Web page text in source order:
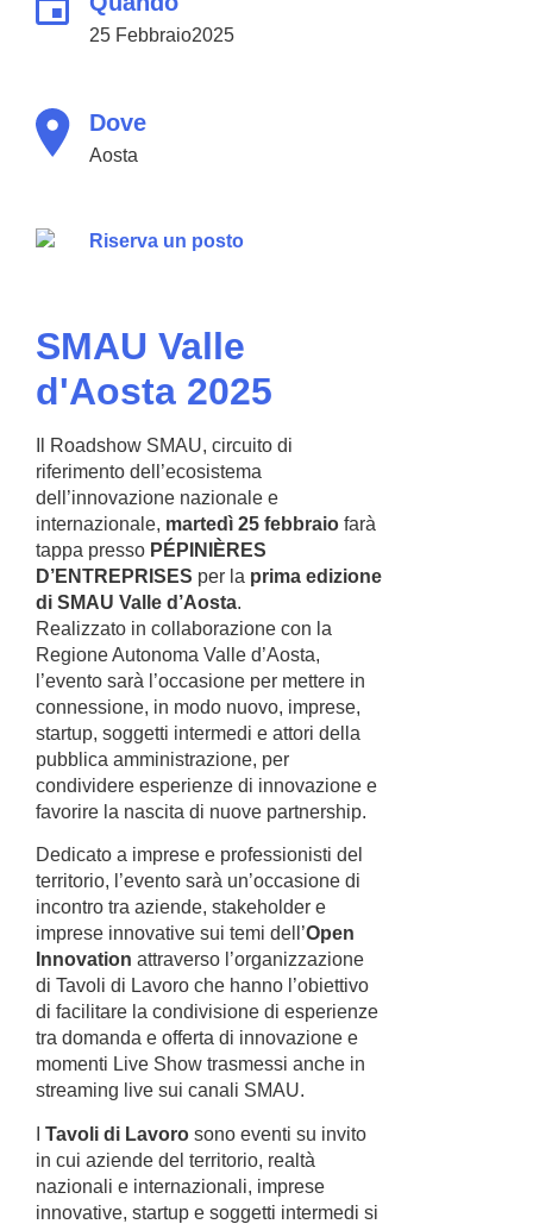
SMAU Valle
d'Aosta 2025
Il Roadshow SMAU, circuito di
riferimento dell’ecosistema
dell’innovazione nazionale e
internazionale, martedì 25 febbraio farà
tappa presso PÉPINIÈRES
D’ENTREPRISES per la prima edizione
di SMAU Valle d’Aosta.
Realizzato in collaborazione con la
Regione Autonoma Valle d’Aosta,
l’evento sarà l’occasione per mettere in
connessione, in modo nuovo, imprese,
startup, soggetti intermedi e attori della
pubblica amministrazione, per
condividere esperienze di innovazione e
favorire la nascita di nuove partnership.
Dedicato a imprese e professionisti del
territorio, l’evento sarà un’occasione di
incontro tra aziende, stakeholder e
imprese innovative sui temi dell’Open
Innovation attraverso l’organizzazione
di Tavoli di Lavoro che hanno l’obiettivo
di facilitare la condivisione di esperienze
tra domanda e offerta di innovazione e
momenti Live Show trasmessi anche in
streaming live sui canali SMAU.
Tavoli di Lavoro sono eventi su invito
in cui aziende del territorio, realtà
nazionali e internazionali, imprese
innovative, startup e soggetti intermedi si
25 Febbraio2025
Dove
Aosta
Riserva un posto